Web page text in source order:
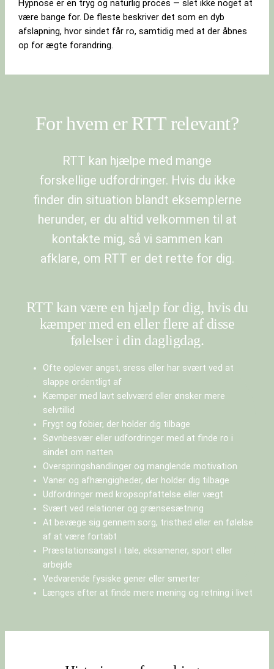
Hypnose er en tryg og naturlig proces — slet ikke noget at
være bange for. De fleste beskriver det som en dyb
afslapning, hvor sindet får ro, samtidig med at der åbnes
op for ægte forandring.
For hvem er RTT relevant?
RTT kan hjælpe med mange
forskellige udfordringer. Hvis du ikke
finder din situation blandt eksemplerne
herunder, er du altid velkommen til at
kontakte mig, så vi sammen kan
afklare, om RTT er det rette for dig.
RTT kan være en hjælp for dig, hvis du
kæmper med en eller flere af disse
følelser i din dagligdag.
Ofte oplever angst, sress eller har svært ved at
slappe ordentligt af
Kæmper med lavt selvværd eller ønsker mere
selvtillid
Frygt og fobier, der holder dig tilbage
Søvnbesvær eller udfordringer med at finde ro i
sindet om natten
Overspringshandlinger og manglende motivation
Vaner og afhængigheder, der holder dig tilbage
Udfordringer med kropsopfattelse eller vægt
Svært ved relationer og grænsesætning
At bevæge sig gennem sorg, tristhed eller en følelse
af at være fortabt
Præstationsangst i tale, eksamener, sport eller
arbejde
Vedvarende fysiske gener eller smerter
Længes efter at finde mere mening og retning i livet